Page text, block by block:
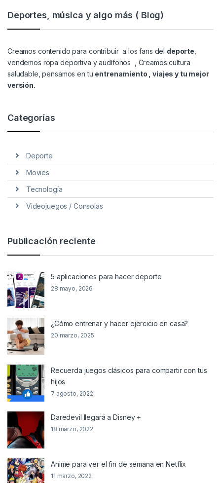
Deportes, música y algo más ( Blog)
Creamos contenido para contribuir a los fans del deporte
vendemos ropa deportiva y audífonos , Creamos cultura
saludable, pensamos en tu entrenamiento , viajes y tu mejor
versión.
Categorías
Deporte
Movies
Tecnología
Videojuegos / Consolas
Publicación reciente
5 aplicaciones para hacer deporte
28 mayo, 2026
¿Cómo entrenar y hacer ejercicio en casa?
20 marzo, 2025
Recuerda juegos clásicos para compartir con tus
hijos
7 agosto, 2022
Daredevil llegará a Disney +
18 marzo, 2022
Anime para ver el fin de semana en Netflix
11 marzo, 2022